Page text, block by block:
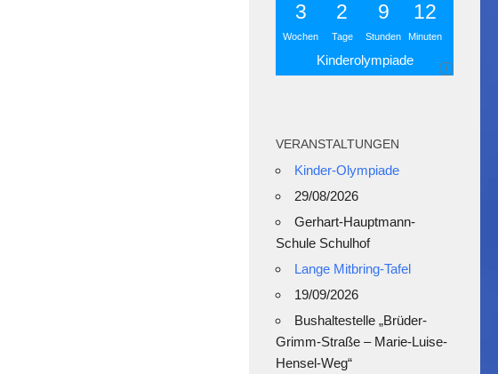
3
Wochen
2
Tage
9
Stunden
12
Minuten
Kinderolympiade
i
VERANSTALTUNGEN
Kinder-Olympiade
29/08/2026
Gerhart-Hauptmann-
Schule Schulhof
Lange Mitbring-Tafel
19/09/2026
Bushaltestelle „Brüder-
Grimm-Straße – Marie-Luise-
Hensel-Weg“